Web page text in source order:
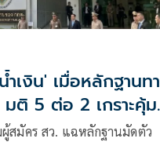
กฐานทาง
ติ 5 ต่อ 2 เกราะคุ้ม
ลองเปรมจะเปิด
สมัคร สว. แฉหลักฐานมัดตัว